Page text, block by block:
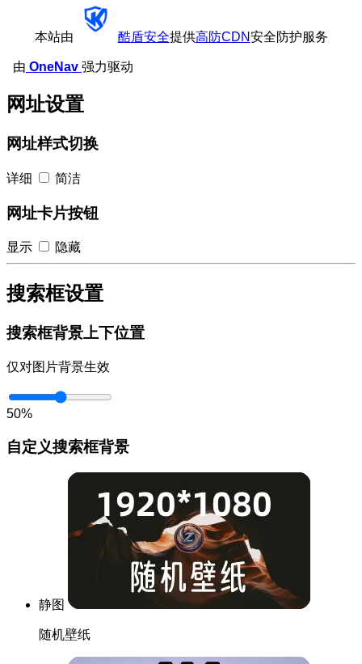
本站由 酷盾安全提供高防CDN安全防护服务
由 OneNav 强力驱动
网址设置
网址样式切换
详细 简洁
网址卡片按钮
显示 隐藏
搜索框设置
搜索框背景上下位置
仅对图片背景生效
50%
自定义搜索框背景
静图
随机壁纸